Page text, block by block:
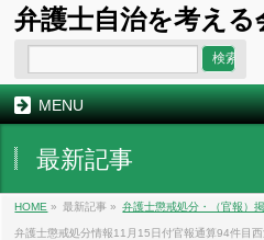
弁護士自治を考える
MENU
最新記事
HOME » 最新記事 » 弁護士懲戒処分・（官報）
弁護士懲戒処分情報11月15日付官報通算94件目西